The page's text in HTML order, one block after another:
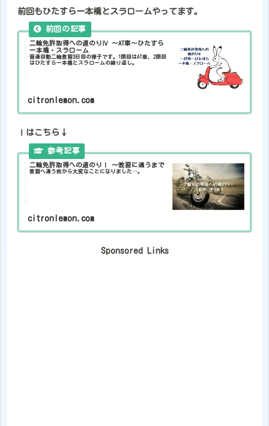
前回もひたすら一本橋とスラロームやってます。
二輪免許取得への道のりⅣ ～AT車～ひたすら
一本橋・スラローム
普通自動二輪教習3日目の様子です。1限目はAT車、2限目
はひたすら一本橋とスラロームの繰り返し。
citronlemon.com
Ⅰはこちら↓
二輪免許取得への道のりⅠ 〜教習に通うまで
教習へ通う前から大変なことになりました…。
citronlemon.com
Sponsored Links